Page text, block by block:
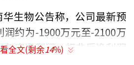
生物公告称，公司最新预
润约为-1900万元至-2100万
年度净利润、扣非后净利润
全文(剩余14%)